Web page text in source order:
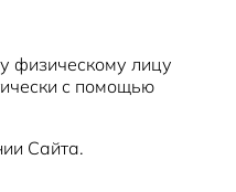
физическому лицу
с помощью
Сайта.